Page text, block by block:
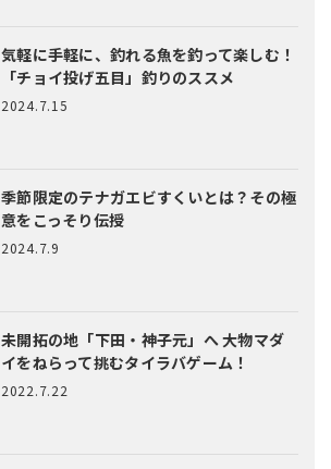
気軽に手軽に、釣れる魚を釣って楽しむ！
「チョイ投げ五目」釣りのススメ
2024.7.15
季節限定のテナガエビすくいとは？ その極
意をこっそり伝授
2024.7.9
未開拓の地「下田・神子元」へ大物マダ
イをねらって挑むタイラバゲーム！
2022.7.22